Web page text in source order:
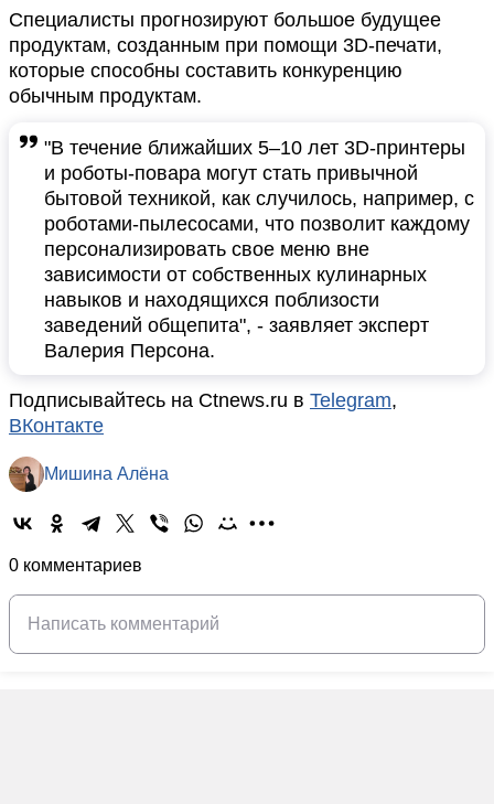
Специалисты прогнозируют большое будущее
продуктам, созданным при помощи 3D-печати,
которые способны составить конкуренцию
обычным продуктам.
"В течение ближайших 5–10 лет 3D-принтеры
и роботы-повара могут стать привычной
бытовой техникой, как случилось, например, с
роботами-пылесосами, что позволит каждому
персонализировать свое меню вне
зависимости от собственных кулинарных
навыков и находящихся поблизости
заведений общепита", - заявляет эксперт
Валерия Персона.
Подписывайтесь на Ctnews.ru в Telegram,
ВКонтакте
Мишина Алёна
0 комментариев